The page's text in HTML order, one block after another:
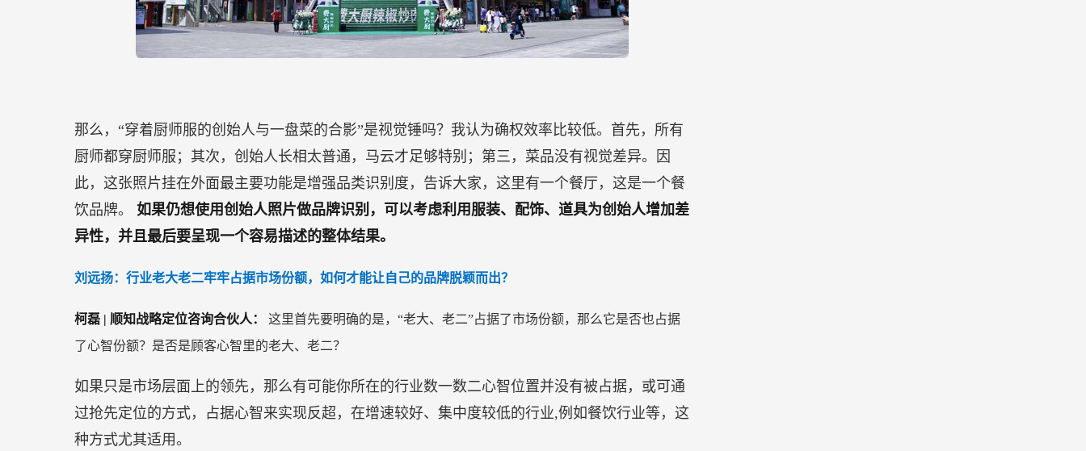
那么，“穿着厨师服的创始人与一盘菜的合影”是视觉锤吗？我认为确权效率比较低。首先，所有
厨师都穿厨师服；其次，创始人长相太普通，马云才足够特别；第三，菜品没有视觉差异。因
此，这张照片挂在外面最主要功能是增强品类识别度，告诉大家，这里有一个餐厅，这是一个餐
饮品牌。 如果仍想使用创始人照片做品牌识别，可以考虑利用服装、配饰、道具为创始人增加差
异性，并且最后要呈现一个容易描述的整体结果。
刘远扬：行业老大老二牢牢占据市场份额，如何才能让自己的品牌脱颖而出？
柯磊 | 顺知战略定位咨询合伙人： 这里首先要明确的是，“老大、老二”占据了市场份额，那么它是否也占据
了心智份额？是否是顾客心智里的老大、老二？
如果只是市场层面上的领先，那么有可能你所在的行业数一数二心智位置并没有被占据，或可通
过抢先定位的方式，占据心智来实现反超，在增速较好、集中度较低的行业,例如餐饮行业等，这
种方式尤其适用。